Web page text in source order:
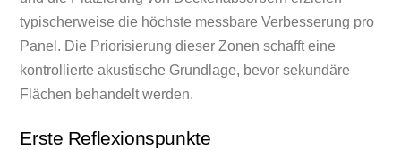
typischerweise die höchste messbare Verbesserung pro
Panel. Die Priorisierung dieser Zonen schafft eine
kontrollierte akustische Grundlage, bevor sekundäre
Flächen behandelt werden.
Erste Reflexionspunkte